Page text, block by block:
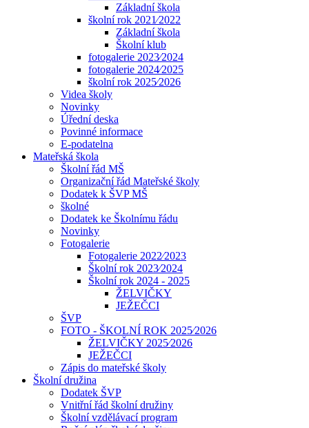
Základní škola
školní rok 2021⁄2022
Základní škola
Školní klub
fotogalerie 2023⁄2024
fotogalerie 2024⁄2025
školní rok 2025⁄2026
Videa školy
Novinky
Úřední deska
Povinné informace
E-podatelna
Mateřská škola
Školní řád MŠ
Organizační řád Mateřské školy
Dodatek k ŠVP MŠ
školné
Dodatek ke Školnímu řádu
Novinky
Fotogalerie
Fotogalerie 2022⁄2023
Školní rok 2023⁄2024
Školní rok 2024 - 2025
ŽELVIČKY
JEŽEČCI
ŠVP
FOTO - ŠKOLNÍ ROK 2025⁄2026
ŽELVIČKY 2025⁄2026
JEŽEČCI
Zápis do mateřské školy
Školní družina
Dodatek ŠVP
Vnitřní řád školní družiny
Školní vzdělávací program